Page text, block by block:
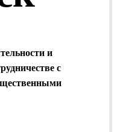
НДФЛ (минимум -
(5 минут от
д. 1) или по почте.
бесплатно.
и
с